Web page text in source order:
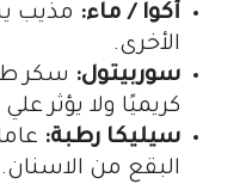
أكوا / ماء: مذيب
الأخرى.
سوربيتول: سكر
كريميًا ولا يؤثر
سيليكا رطبة:
البقع من الاسنان.